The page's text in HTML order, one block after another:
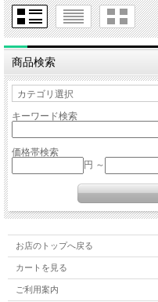
商品検索
キーワード検索
価格帯検索
円 ～
お店のトップへ戻る
カートを見る
ご利用案内